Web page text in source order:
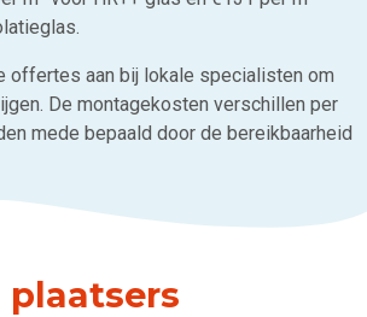
offertes aan bij lokale specialisten om
De montagekosten verschillen per
mede bepaald door de bereikbaarheid
plaatsers